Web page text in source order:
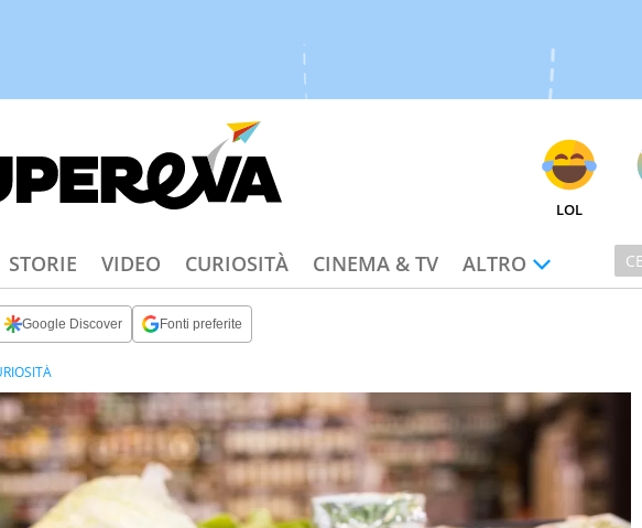
LOL
STORIE VIDEO CURIOSITÀ CINEMA & TV ALTRO
Google Discover Fonti preferite